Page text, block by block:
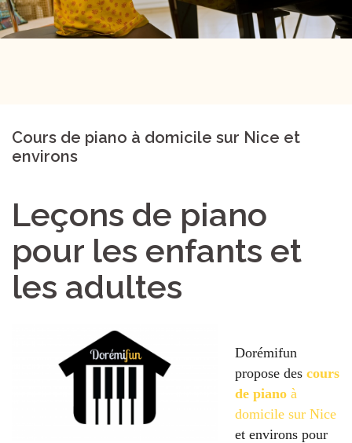
Cours de piano à domicile sur Nice et
environs
Leçons de piano
pour les enfants et
les adultes
Dorémifun
propose des cours
de piano à
domicile sur Nice
et environs pour